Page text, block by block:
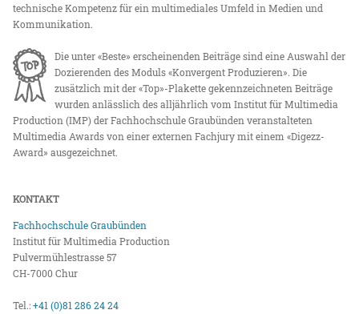
technische Kompetenz für ein multimediales Umfeld in Medien und
Kommunikation.
Die unter «Beste» erscheinenden Beiträge sind eine Auswahl der
Dozierenden des Moduls «Konvergent Produzieren». Die
zusätzlich mit der «Top»-Plakette gekennzeichneten Beiträge
wurden anlässlich des alljährlich vom Institut für Multimedia
Production (IMP) der Fachhochschule Graubünden veranstalteten
Multimedia Awards von einer externen Fachjury mit einem «Digezz-
Award» ausgezeichnet.
KONTAKT
Fachhochschule Graubünden
Institut für Multimedia Production
Pulvermühlestrasse 57
CH-7000 Chur
Tel.:+41 (0)81 286 24 24